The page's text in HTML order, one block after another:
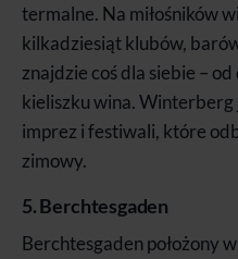
termalne. Na miłośników
kilkadziesiąt klubów,
znajdzie coś dla siebie –
kieliszku wina. Winterberg
imprez i festiwali, które
zimowy.
5. Berchtesgaden
Berchtesgaden położony